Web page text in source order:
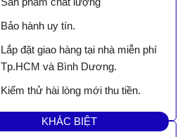
Bảo hành uy tín.
Lắp đặt giao hàng tại nhà miễn phí
Tp.HCM và Bình Dương.
Kiểm thử hài lòng mới thu tiền.
KHÁC BIỆT